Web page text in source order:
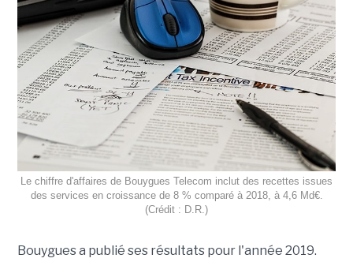
Le chiffre d'affaires de Bouygues Telecom inclut des recettes issues
des services en croissance de 8 % comparé à 2018, à 4,6 Md€.
(Crédit : D.R.)
Bouygues a publié ses résultats pour l'année 2019.